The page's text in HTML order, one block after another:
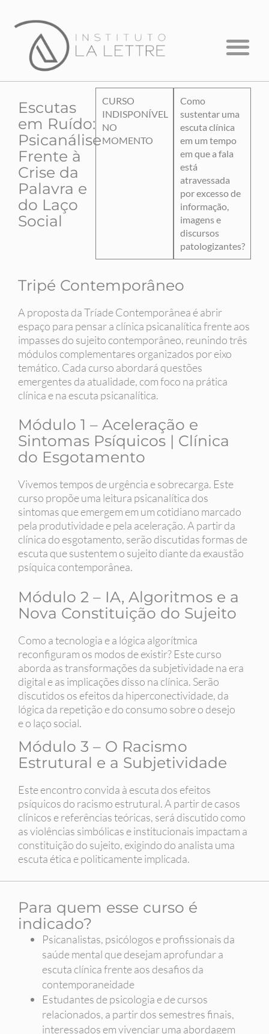
Escutas
em Ruído:
Psicanálise
Frente à
Crise da
Palavra e
do Laço
Social
CURSO
INDISPONÍVEL
NO
MOMENTO
Como
sustentar uma
escuta clínica
em um tempo
em que a fala
está
atravessada
por excesso de
informação,
imagens e
discursos
patologizantes?
Tripé Contemporâneo
A proposta da Tríade Contemporânea é abrir
espaço para pensar a clínica psicanalítica frente aos
impasses do sujeito contemporâneo, reunindo três
módulos complementares organizados por eixo
temático. Cada curso abordará questões
emergentes da atualidade, com foco na prática
clínica e na escuta psicanalítica.
Módulo 1 – Aceleração e
Sintomas Psíquicos | Clínica
do Esgotamento
Vivemos tempos de urgência e sobrecarga. Este
curso propõe uma leitura psicanalítica dos
sintomas que emergem em um cotidiano marcado
pela produtividade e pela aceleração. A partir da
clínica do esgotamento, serão discutidas formas de
escuta que sustentem o sujeito diante da exaustão
psíquica contemporânea.
Módulo 2 – IA, Algoritmos e a
Nova Constituição do Sujeito
Como a tecnologia e a lógica algorítmica
reconfiguram os modos de existir? Este curso
aborda as transformações da subjetividade na era
digital e as implicações disso na clínica. Serão
discutidos os efeitos da hiperconectividade, da
lógica da repetição e do consumo sobre o desejo
e o laço social.
Módulo 3 – O Racismo
Estrutural e a Subjetividade
Este encontro convida à escuta dos efeitos
psíquicos do racismo estrutural. A partir de casos
clínicos e referências teóricas, será discutido como
as violências simbólicas e institucionais impactam a
constituição do sujeito, exigindo do analista uma
escuta ética e politicamente implicada.
Para quem esse curso é
indicado?
Psicanalistas, psicólogos e profissionais da
saúde mental que desejam aprofundar a
escuta clínica frente aos desafios da
contemporaneidade
Estudantes de psicologia e de cursos
relacionados, a partir dos semestres finais,
interessados em vivenciar uma abordagem